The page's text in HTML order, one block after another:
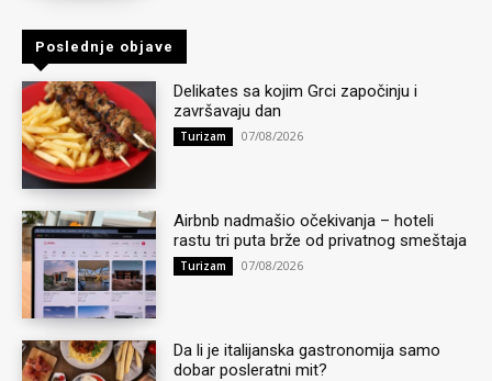
Poslednje objave
Delikates sa kojim Grci započinju i
završavaju dan
Turizam 07/08/2026
Airbnb nadmašio očekivanja – hoteli
rastu tri puta brže od privatnog smeštaja
Turizam 07/08/2026
Da li je italijanska gastronomija samo
dobar posleratni mit?